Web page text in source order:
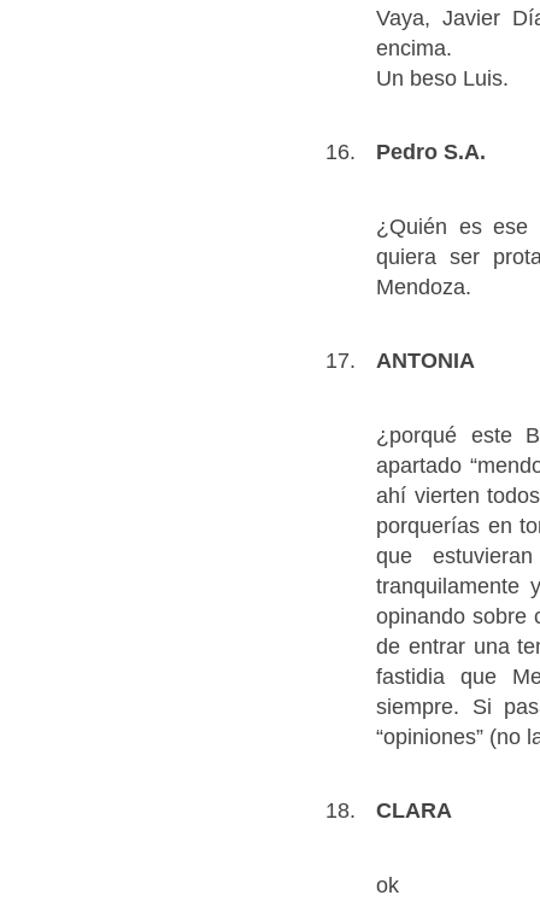
Vaya, Javier
encima.
Un beso Luis.
Pedro S.A.
¿Quién es ese
quiera ser
Mendoza.
ANTONIA
¿porqué este
apartado
ahí vierten
porquerías en
que
tranquilamente
opinando sobre
de entrar una
fastidia que
siempre. Si
“opiniones” (no
CLARA
ok